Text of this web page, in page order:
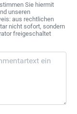
Sie hiermit
unseren
aus rechtlichen
nicht sofort, sondern
freigeschaltet